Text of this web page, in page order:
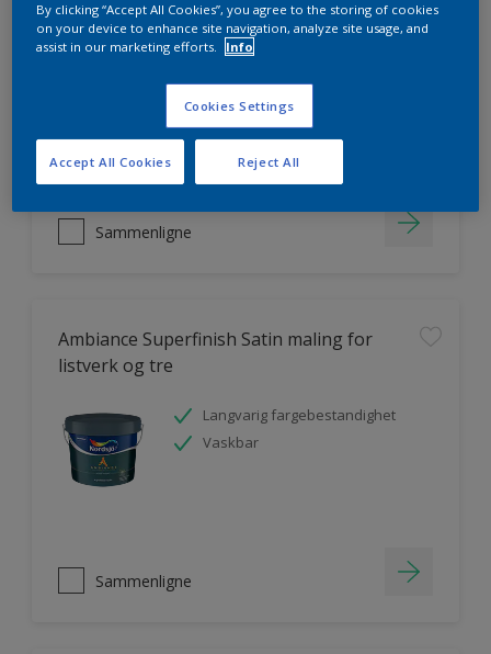
Ambiance Endless Sky takmaling
For beste sluttresultat
Sammenligne
Ambiance Superfinish Satin maling for
listverk og tre
Langvarig fargebestandighet
Vaskbar
Sammenligne
By clicking “Accept All Cookies”, you agree to the storing of cookies
on your device to enhance site navigation, analyze site usage, and
assist in our marketing efforts.
Info
Cookies Settings
Reject All
Accept All Cookies